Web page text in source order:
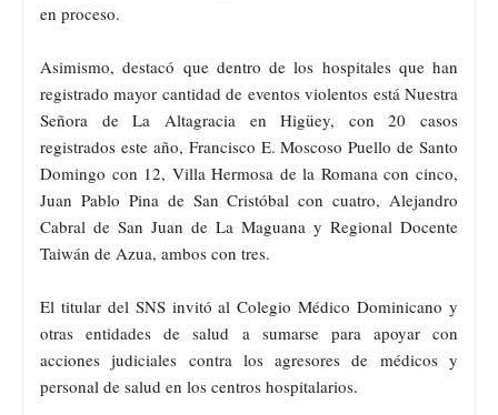
en proceso.
Asimismo, destacó que dentro de los hospitales que han
registrado mayor cantidad de eventos violentos está Nuestra
Señora de La Altagracia en Higüey, con 20 casos
registrados este año, Francisco E. Moscoso Puello de Santo
Domingo con 12, Villa Hermosa de la Romana con cinco,
Juan Pablo Pina de San Cristóbal con cuatro, Alejandro
Cabral de San Juan de La Maguana y Regional Docente
Taiwán de Azua, ambos con tres.
El titular del SNS invitó al Colegio Médico Dominicano y
otras entidades de salud a sumarse para apoyar con
acciones judiciales contra los agresores de médicos y
personal de salud en los centros hospitalarios.